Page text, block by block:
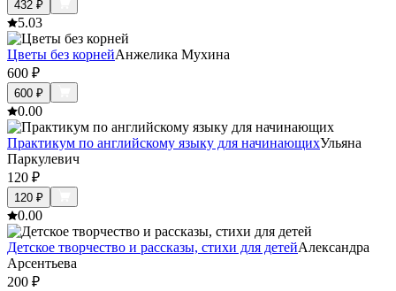
432 ₽
5.03
Цветы без корнейАнжелика Мухина
600 ₽
600 ₽
0.00
Практикум по английскому языку для начинающихУльяна
Паркулевич
120 ₽
120 ₽
0.00
Детское творчество и рассказы, стихи для детейАлександра
Арсентьева
200 ₽